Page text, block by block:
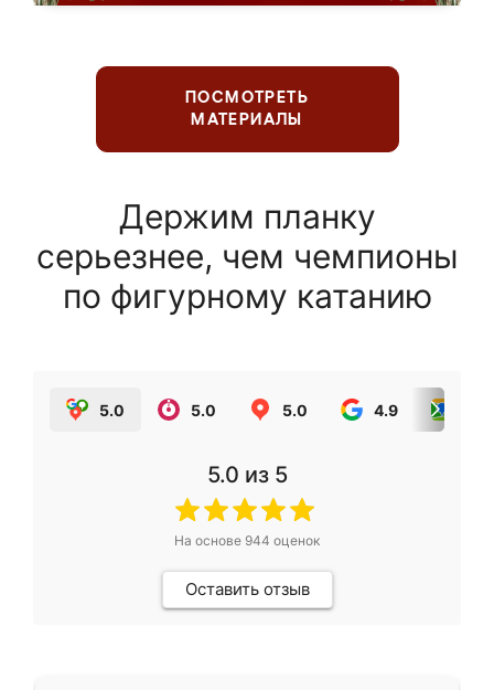
ПОСМОТРЕТЬ
МАТЕРИАЛЫ
Держим планку
серьезнее, чем чемпионы
по фигурному катанию
5.0 5.0 5.0 4.9
5.0 из 5
На основе 944 оценок
Оставить отзыв